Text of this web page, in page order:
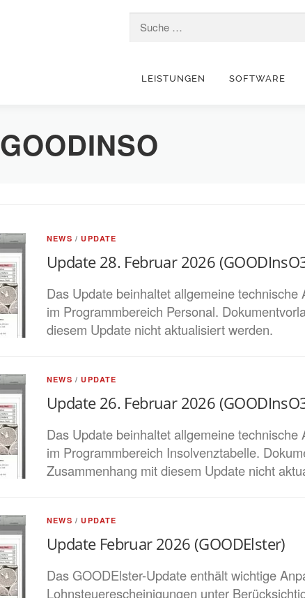
Suche nach:
LEISTUNGEN SOFTWARE
GOODINSO
NEWS /UPDATE
Update 28. Februar 2026
Das Update beinhaltet allgemeine
im Programmbereich Personal.
diesem Update nicht aktualisiert werden.
NEWS /UPDATE
Update 26. Februar 2026
Das Update beinhaltet allgemeine
im Programmbereich Insolvenztabelle.
Zusammenhang mit diesem Update nicht
NEWS /UPDATE
Update Februar 2026 (GOODElster)
Das GOODElster-Update enthält wichtige
Lohnsteuerescheinigungen unter